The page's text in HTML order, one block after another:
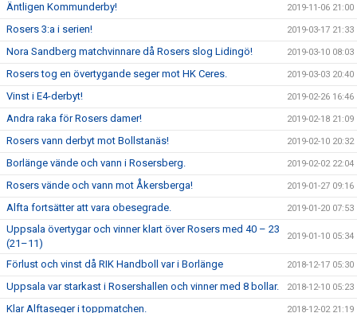
Äntligen Kommunderby! 2019-11-06 21:00
Rosers 3:a i serien! 2019-03-17 21:33
Nora Sandberg matchvinnare då Rosers slog Lidingö! 2019-03-10 08:03
Rosers tog en övertygande seger mot HK Ceres. 2019-03-03 20:40
Vinst i E4-derbyt! 2019-02-26 16:46
Andra raka för Rosers damer! 2019-02-18 21:09
Rosers vann derbyt mot Bollstanäs! 2019-02-10 20:32
Borlänge vände och vann i Rosersberg. 2019-02-02 22:04
Rosers vände och vann mot Åkersberga! 2019-01-27 09:16
Alfta fortsätter att vara obesegrade. 2019-01-20 07:53
Uppsala övertygar och vinner klart över Rosers med 40 – 23
(21–11)
2019-01-10 05:34
Förlust och vinst då RIK Handboll var i Borlänge 2018-12-17 05:30
Uppsala var starkast i Rosershallen och vinner med 8 bollar. 2018-12-10 05:23
Klar Alftaseger i toppmatchen. 2018-12-02 21:19